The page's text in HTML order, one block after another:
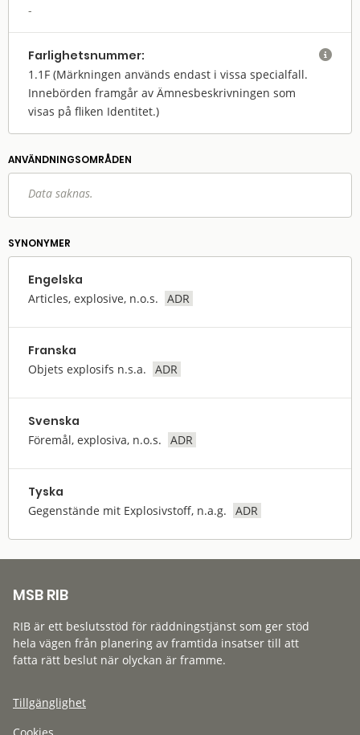
Farlighets­nummer:
1.1F (Märkningen används endast i vissa specialfall.
Innebörden framgår av Ämnesbeskrivningen som
visas på fliken Identitet.)

ANVÄNDNINGS­OMRÅDEN
Data saknas.
SYNONYMER
Engelska
Articles, explosive, n.o.s. ADR
Franska
Objets explosifs n.s.a. ADR
Svenska
Föremål, explosiva, n.o.s. ADR
Tyska
Gegenstände mit Explosivstoff, n.a.g. ADR
MSB RIB
RIB är ett beslutsstöd för räddningstjänst som ger stöd
hela vägen från planering av framtida insatser till att
fatta rätt beslut när olyckan är framme.
Tillgänglighet